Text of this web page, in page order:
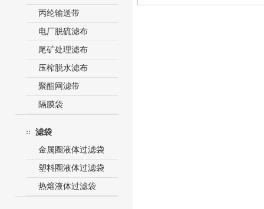
丙纶输送带
电厂脱硫滤布
尾矿处理滤布
压榨脱水滤布
聚酯网滤带
隔膜袋
滤袋
金属圈液体过滤袋
塑料圈液体过滤袋
热熔液体过滤袋